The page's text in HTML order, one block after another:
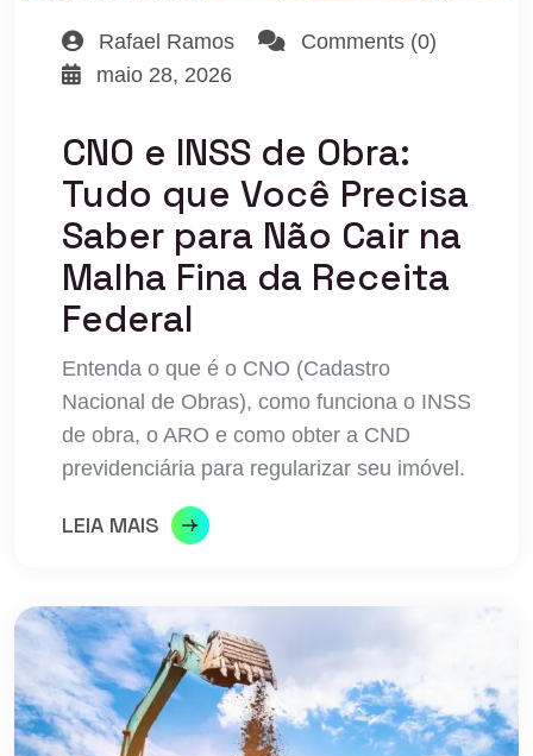
Rafael Ramos
Comments (0)
maio 28, 2026
CNO e INSS de Obra:
Tudo que Você Precisa
Saber para Não Cair na
Malha Fina da Receita
Federal
Entenda o que é o CNO (Cadastro
Nacional de Obras), como funciona o INSS
de obra, o ARO e como obter a CND
previdenciária para regularizar seu imóvel.
LEIA MAIS